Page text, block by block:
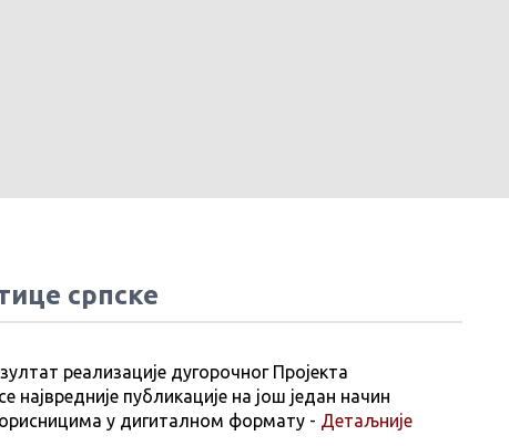
српске
реализације дугорочног Пројекта
највредније публикације на још један начин
у дигиталном формату - Детаљније